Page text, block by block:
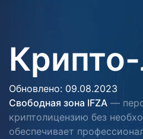
Обновлено: 09.08.2023
Свободная зона IFZA —
криптолицензию без
обеспечивает